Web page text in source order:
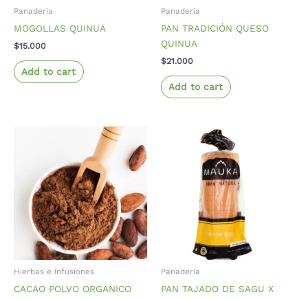
Panaderia
MOGOLLAS QUINUA
$15.000
Add to cart
Panaderia
PAN TRADICIÓN QUESO
QUINUA
$21.000
Add to cart
Hierbas e Infusiones
CACAO POLVO ORGANICO
Panaderia
PAN TAJADO DE SAGU X